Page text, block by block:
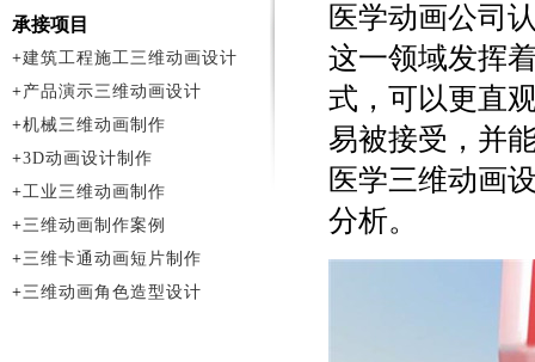
医学动画公司
这一领域发挥
式，可以更直
易被接受，并
医学三维动画
分析。
承接项目
+建筑工程施工三维动画设计
+产品演示三维动画设计
+机械三维动画制作
+3D动画设计制作
+工业三维动画制作
+三维动画制作案例
+三维卡通动画短片制作
+三维动画角色造型设计